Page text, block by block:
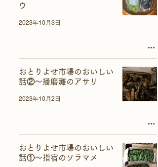
ウ
2023年10月3日
おとりよせ市場のおいしい
話②～播磨灘のアサリ
2023年10月2日
おとりよせ市場のおいしい
話①～指宿のソラマメ